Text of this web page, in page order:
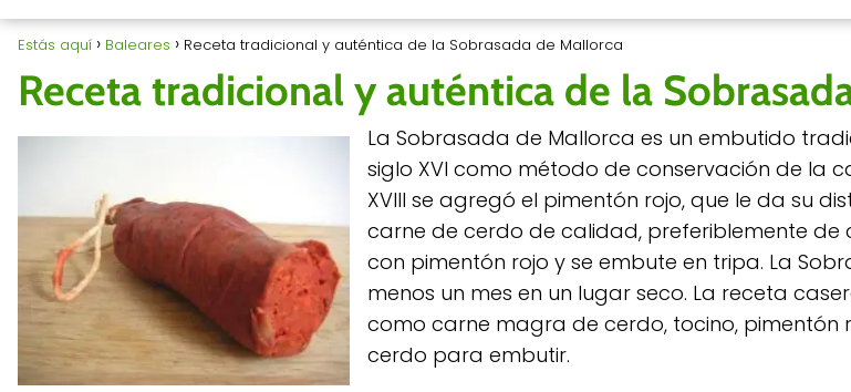
Estás aquí Baleares Receta tradicional y auténtica de la Sobrasada de Mallorca
Receta tradicional y auténtica de la
La Sobrasada de Mallorca es un embutido
siglo XVI como método de conservación de la
XVIII se agregó el pimentón rojo, que le da su
carne de cerdo de calidad, preferiblemente de
con pimentón rojo y se embute en tripa. La
menos un mes en un lugar seco. La receta
como carne magra de cerdo, tocino, pimentón
cerdo para embutir.